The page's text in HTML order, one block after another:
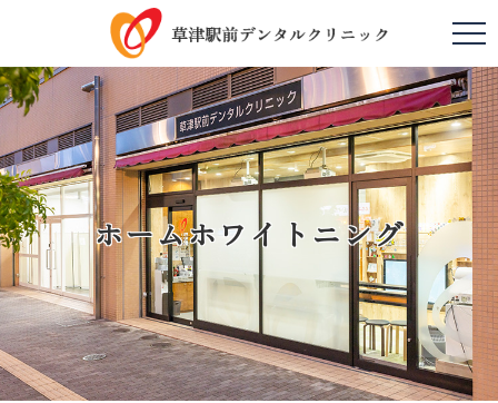
ホームホワイトニング